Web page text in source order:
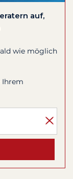
auf,
wie möglich
Ihrem